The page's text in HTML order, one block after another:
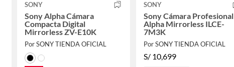
SONY
Sony Alpha Cámara
Compacta Digital
Mirrorless ZV-E10K
Por SONY TIENDA OFICIAL
SONY
Sony Cámara Profesional
Alpha Mirrorless ILCE-
7M3K
Por SONY TIENDA OFICIAL
S/ 10,699